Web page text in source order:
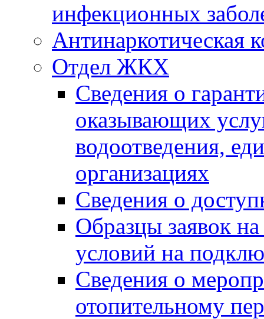
инфекционных
Антинаркотическая
Отдел ЖКХ
Сведения о
оказывающих
водоотведения,
организациях
Сведения о
Образцы заявок
условий на
Сведения о
отопительному